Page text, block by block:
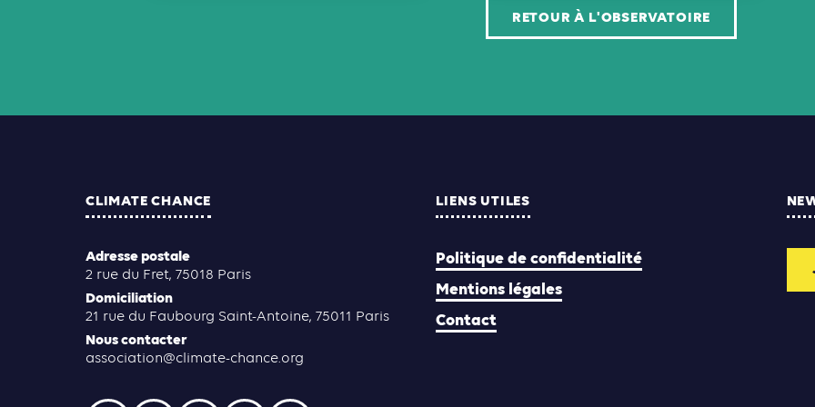
RETOUR À L'OBSERVATOIRE
CLIMATE CHANCE
Adresse postale
2 rue du Fret, 75018 Paris
Domiciliation
21 rue du Faubourg Saint-Antoine, 75011 Paris
Nous contacter
association@climate-chance.org
LIENS UTILES
Politique de confidentialité
Mentions légales
Contact